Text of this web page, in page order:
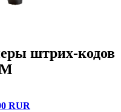
штрих-кодов
RUR